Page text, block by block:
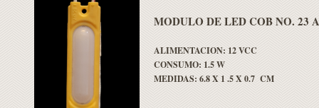
MODULO DE LED COB NO. 23
ALIMENTACION: 12 VCC
CONSUMO: 1.5 W
MEDIDAS: 6.8 X 1 .5 X 0.7 CM